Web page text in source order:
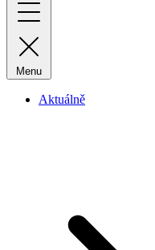
Menu
Aktuálně